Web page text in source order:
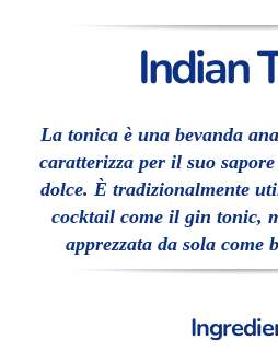
Indian
La tonica è una bevanda
caratterizza per il suo
dolce. È tradizionalmente
cocktail come il gin tonic,
apprezzata da sola come